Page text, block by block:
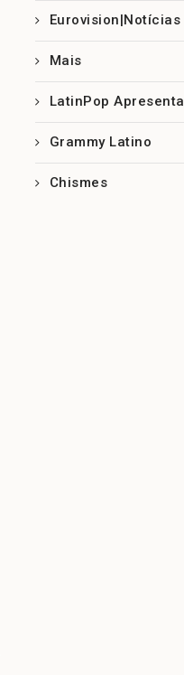
Eurovision|Notícias
Mais
LatinPop Apresenta
Grammy Latino
Chismes